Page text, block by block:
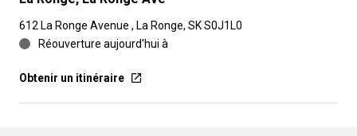
612 La Ronge Avenue , La Ronge, SK S0J1L0
Réouverture aujourd'hui à
Obtenir un itinéraire